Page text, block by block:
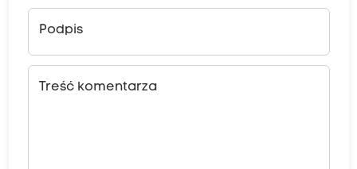
Podpis
Treść komentarza